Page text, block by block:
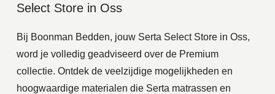
Select Store in Oss
Bij Boonman Bedden, jouw Serta Select Store in Oss,
word je volledig geadviseerd over de Premium
collectie. Ontdek de veelzijdige mogelijkheden en
hoogwaardige materialen die Serta matrassen en